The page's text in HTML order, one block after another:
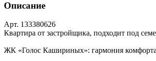
Описание
Арт. 133380626
Квартира от застройщика, подходит под
ЖК «Голос Кашириных»: гармония комфорта